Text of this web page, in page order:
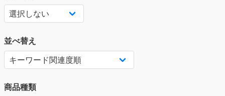
並べ替え
商品種類